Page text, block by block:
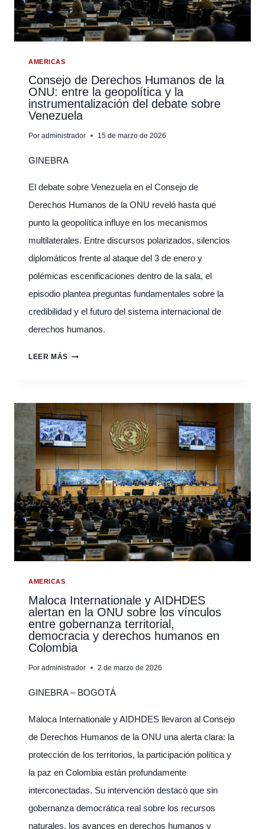
AIDHDES
ANALIZA
EN
CASO
QUE
SACUDE
LA
REGIÓN
AMERICAS
Consejo de Derechos Humanos de la
ONU: entre la geopolítica y la
instrumentalización del debate sobre
Venezuela
Por administrador 15 de marzo de 2026
GINEBRA
El debate sobre Venezuela en el Consejo de
Derechos Humanos de la ONU reveló hasta qué
punto la geopolítica influye en los mecanismos
multilaterales. Entre discursos polarizados, silencios
diplomáticos frente al ataque del 3 de enero y
polémicas escenificaciones dentro de la sala, el
episodio plantea preguntas fundamentales sobre la
credibilidad y el futuro del sistema internacional de
derechos humanos.
LEER MÁSCONSEJO
DE
LA
ONU:
ENTRE
LA
GEOPOLÍTICA
Y
LA
INSTRUMENTALIZACIÓN
DEL
DEBATE
AMERICAS
Maloca Internationale y AIDHDES
alertan en la ONU sobre los vínculos
entre gobernanza territorial,
democracia y derechos humanos en
Colombia
Por administrador 2 de marzo de 2026
GINEBRA – BOGOTÁ
Maloca Internationale y AIDHDES llevaron al Consejo
de Derechos Humanos de la ONU una alerta clara: la
protección de los territorios, la participación política y
la paz en Colombia están profundamente
interconectadas. Su intervención destacó que sin
gobernanza democrática real sobre los recursos
naturales, los avances en derechos humanos y